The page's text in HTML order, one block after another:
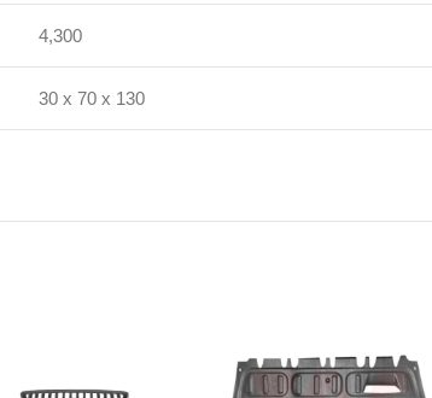
4,300
30 x 70 x 130